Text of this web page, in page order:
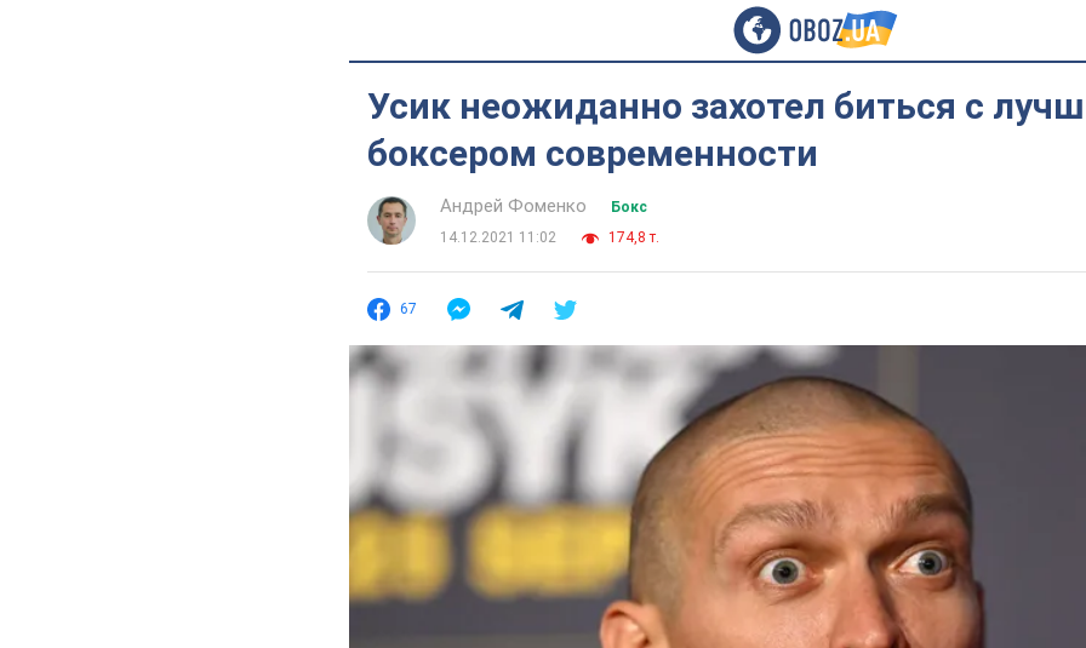
Усик неожиданно захотел биться с
боксером современности
Андрей Фоменко
Бокс
14.12.2021 11:02
174,8 т.
67